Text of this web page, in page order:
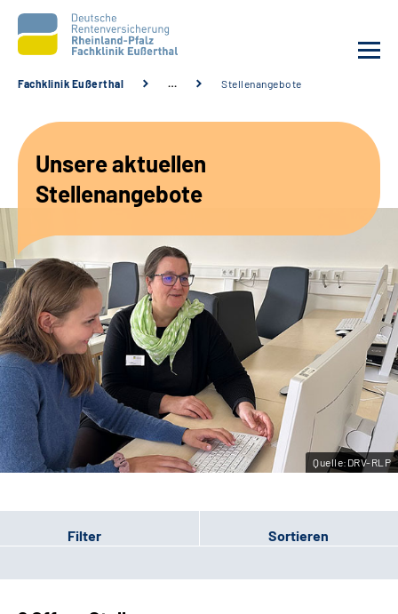
Unsere Angebote
Karriere
Beratungsstellen &
Zuweisende
Suche
Leichte Sprache
Gebärdensprache
Fachklinik Eußerthal … Stellenangebote
Unsere aktuellen
Stellenangebote
Quelle:DRV-RLP
Filter Sortieren